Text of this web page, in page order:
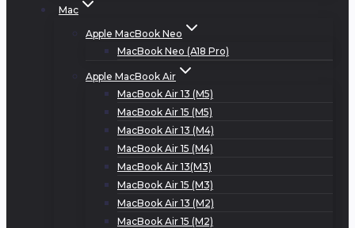
Mac
Apple MacBook Neo
MacBook Neo (A18 Pro)
Apple MacBook Air
MacBook Air 13 (M5)
MacBook Air 15 (M5)
MacBook Air 13 (M4)
MacBook Air 15 (M4)
MacBook Air 13(M3)
MacBook Air 15 (M3)
MacBook Air 13 (M2)
MacBook Air 15 (M2)